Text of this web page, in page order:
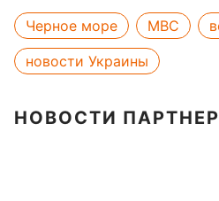
Черное море МВС
новости Украины
НОВОСТИ